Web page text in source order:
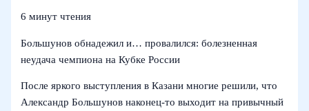
6 минут чтения
Большунов обнадежил и… провалился: болезненная
неудача чемпиона на Кубке России
После яркого выступления в Казани многие решили, что
Александр Большунов наконец-то выходит на привычный